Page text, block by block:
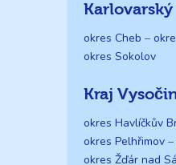
Karlovarský
okres Cheb –
okres Sokolov
Kraj
okres Havlíčkův
okres Pelhřimov –
okres Žďár nad